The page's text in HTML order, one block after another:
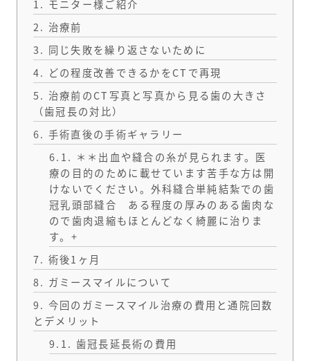
1. モニター様ご紹介
2. 治療前
3. 同じ失敗を繰り返さないために
4. どの程度改善できるかをCTで再現
5. 治療前のCT写真と写真から見る歯の大きさ
（歯冠長の対比）
6. 手術直後の手術ギャラリー
6.1. ＊＊出血や縫合の糸が見られます。医
療の目的のために載せています苦手な方は開
けないでください。外科縫合単純結紮での歯
冠乳頭部縫合 ある程度の厚みのある歯肉な
ので歯肉退縮もほとんどなく綺麗に治りま
す。+
7. 術後1ヶ月
8. ガミースマイルについて
9. 今回のガミースマイル治療の費用と通院回数
とデメリット
9.1. 歯冠長延長術の費用